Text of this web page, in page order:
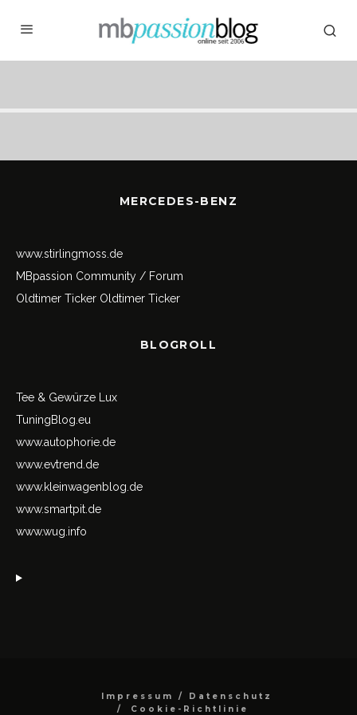
MERCEDES-BENZ
www.stirlingmoss.de
MBpassion Community / Forum
Oldtimer Ticker Oldtimer Ticker
BLOGROLL
Tee & Gewürze Lux
TuningBlog.eu
www.autophorie.de
www.evtrend.de
www.kleinwagenblog.de
www.smartpit.de
www.wug.info
Impressum / Datenschutz
Cookie-Richtlinie